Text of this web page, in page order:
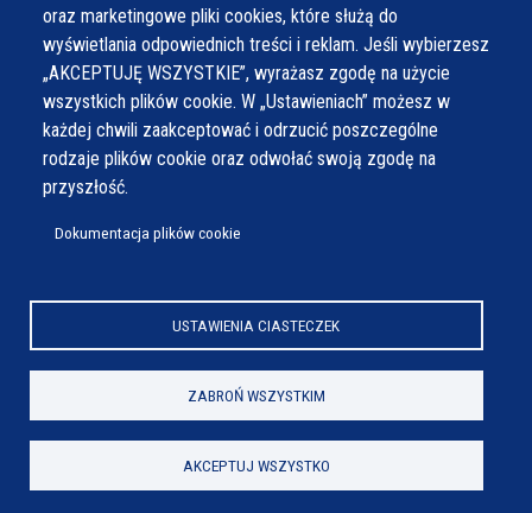
oraz marketingowe pliki cookies, które służą do
wyświetlania odpowiednich treści i reklam. Jeśli wybierzesz
„AKCEPTUJĘ WSZYSTKIE”, wyrażasz zgodę na użycie
wszystkich plików cookie. W „Ustawieniach” możesz w
każdej chwili zaakceptować i odrzucić poszczególne
rodzaje plików cookie oraz odwołać swoją zgodę na
przyszłość.
Dokumentacja plików cookie
USTAWIENIA CIASTECZEK
ZABROŃ WSZYSTKIM
AKCEPTUJ WSZYSTKO